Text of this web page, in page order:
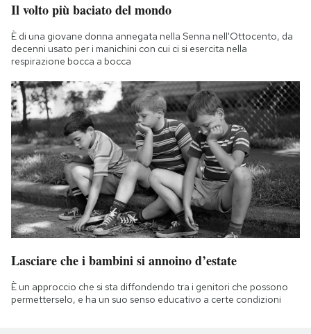
Il volto più baciato del mondo
È di una giovane donna annegata nella Senna nell'Ottocento, da
decenni usato per i manichini con cui ci si esercita nella
respirazione bocca a bocca
Lasciare che i bambini si annoino d’estate
È un approccio che si sta diffondendo tra i genitori che possono
permetterselo, e ha un suo senso educativo a certe condizioni